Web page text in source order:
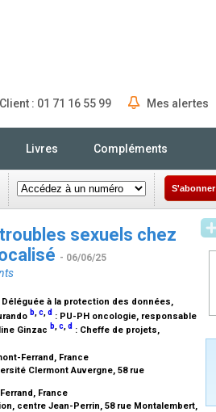
: 01 71 16 55 99 Mes alertes
Livres Compléments
S'abonner
sexuels chez
- 06/06/25
Déléguée à la protection des données,
b c d : PU-PH oncologie, responsable
Ginzac b,c,d : Cheffe de projets,
Ferrand, France
Clermont Auvergne, 58 rue
France
centre Jean-Perrin, 58 rue Montalembert,